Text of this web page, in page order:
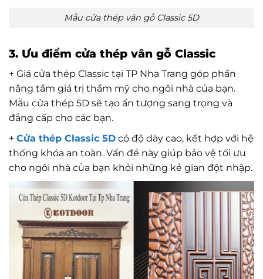
Mẫu cửa thép vân gỗ Classic 5D
3. Ưu điểm cửa thép vân gỗ Classic
+ Giá cửa thép Classic tại TP Nha Trang góp phần
nâng tầm giá trị thẩm mỹ cho ngôi nhà của bạn.
Mẫu cửa thép 5D sẽ tạo ấn tượng sang trọng và
đẳng cấp cho các bạn.
+ Cửa thép Classic 5D có độ dày cao, kết hợp với hệ
thống khóa an toàn. Vấn đề này giúp bảo vệ tối ưu
cho ngôi nhà của bạn khỏi những kẻ gian đột nhập.